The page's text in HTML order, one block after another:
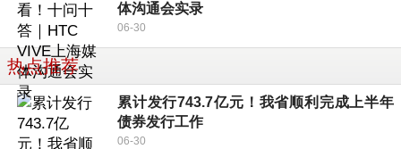
体沟通会实录
06-30
热点推荐
累计发行743.7亿元！我省顺利完成上半年
债券发行工作
06-30